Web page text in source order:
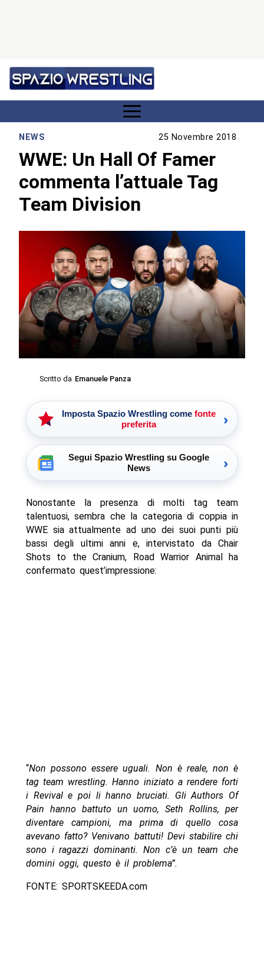
NEWS 25 Novembre 2018
WWE: Un Hall Of Famer
commenta l’attuale Tag
Team Division
Scritto da Emanuele Panza
Imposta Spazio Wrestling come fonte
preferita
›
Segui Spazio Wrestling su Google
News
›
Nonostante la presenza di molti tag team
talentuosi, sembra che la categoria di coppia in
WWE sia attualmente ad uno dei suoi punti più
bassi degli ultimi anni e, intervistato da Chair
Shots to the Cranium, Road Warrior Animal ha
confermato quest’impressione:
“Non possono essere uguali. Non è reale, non è
tag team wrestling. Hanno iniziato a rendere forti
i Revival e poi li hanno bruciati. Gli Authors Of
Pain hanno battuto un uomo, Seth Rollins, per
diventare campioni, ma prima di quello cosa
avevano fatto? Venivano battuti! Devi stabilire chi
sono i ragazzi dominanti. Non c’è un team che
domini oggi, questo è il problema”.
FONTE: SPORTSKEEDA.com